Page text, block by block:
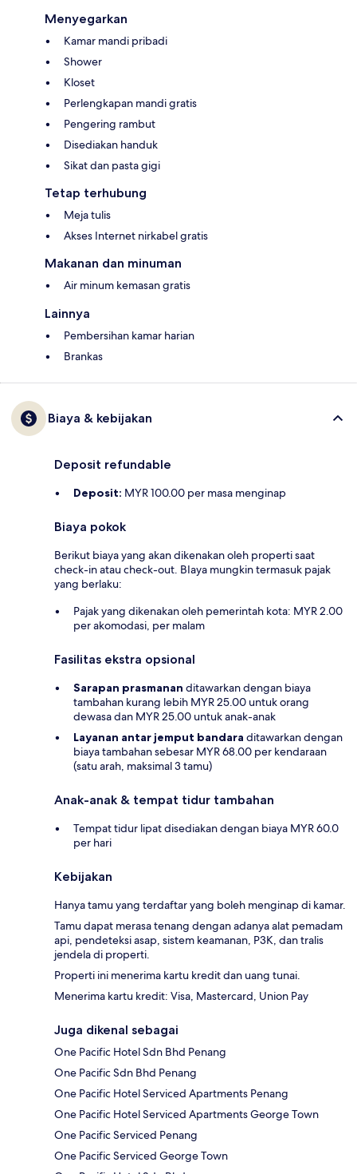
Menyegarkan
Kamar mandi pribadi
Shower
Kloset
Perlengkapan mandi gratis
Pengering rambut
Disediakan handuk
Sikat dan pasta gigi
Tetap terhubung
Meja tulis
Akses Internet nirkabel gratis
Makanan dan minuman
Air minum kemasan gratis
Lainnya
Pembersihan kamar harian
Brankas
Biaya & kebijakan
Deposit refundable
Deposit: MYR 100.00 per masa menginap
Biaya pokok
Berikut biaya yang akan dikenakan oleh properti saat
check-in atau check-out. BIaya mungkin termasuk pajak
yang berlaku:
Pajak yang dikenakan oleh pemerintah kota: MYR 2.00
per akomodasi, per malam
Fasilitas ekstra opsional
Sarapan prasmanan ditawarkan dengan biaya
tambahan kurang lebih MYR 25.00 untuk orang
dewasa dan MYR 25.00 untuk anak-anak
Layanan antar jemput bandara ditawarkan dengan
biaya tambahan sebesar MYR 68.00 per kendaraan
(satu arah, maksimal 3 tamu)
Anak-anak & tempat tidur tambahan
Tempat tidur lipat disediakan dengan biaya MYR 60.0
per hari
Kebijakan
Hanya tamu yang terdaftar yang boleh menginap di kamar.
Tamu dapat merasa tenang dengan adanya alat pemadam
api, pendeteksi asap, sistem keamanan, P3K, dan tralis
jendela di properti.
Properti ini menerima kartu kredit dan uang tunai.
Menerima kartu kredit: Visa, Mastercard, Union Pay
Juga dikenal sebagai
One Pacific Hotel Sdn Bhd Penang
One Pacific Sdn Bhd Penang
One Pacific Hotel Serviced Apartments Penang
One Pacific Hotel Serviced Apartments George Town
One Pacific Serviced Penang
One Pacific Serviced George Town